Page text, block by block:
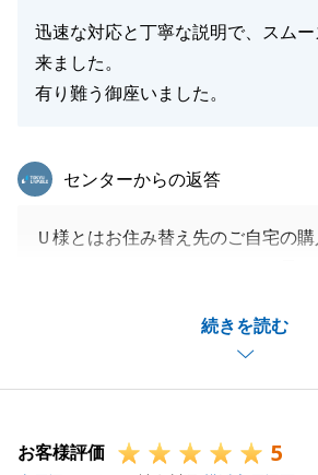
迅速な対応と丁寧な説明で、スム
来ました。
有り難う御座いました。
続きを読む
東急リバブル
センターからの返答
Ｕ様とはお住み替え先のご自宅の
てありがとうございました。
周りの方も含めて何か不動産関連で
いましたらお気軽にご相談下さい。
お客様評価 5